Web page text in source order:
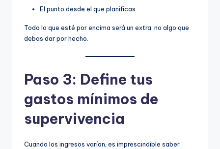
El punto desde el que planificas
Todo lo que esté por encima será un extra, no algo que
debas dar por hecho.
Paso 3: Define tus
gastos mínimos de
supervivencia
Cuando los ingresos varían, es imprescindible saber